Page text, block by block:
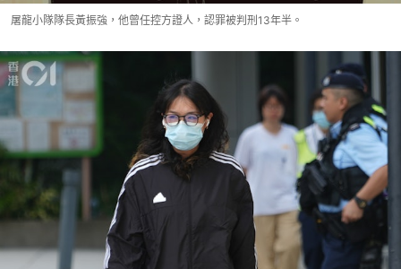
屠龍小隊隊長黃振強，他曾任控方證人，認罪被判刑13年半。